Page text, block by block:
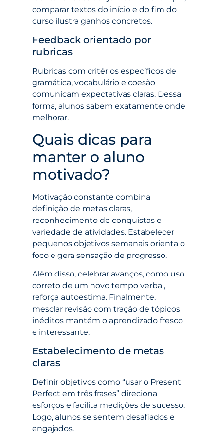
comparar textos do início e do fim do
curso ilustra ganhos concretos.
Feedback orientado por
rubricas
Rubricas com critérios específicos de
gramática, vocabulário e coesão
comunicam expectativas claras. Dessa
forma, alunos sabem exatamente onde
melhorar.
Quais dicas para
manter o aluno
motivado?
Motivação constante combina
definição de metas claras,
reconhecimento de conquistas e
variedade de atividades. Estabelecer
pequenos objetivos semanais orienta o
foco e gera sensação de progresso.
Além disso, celebrar avanços, como uso
correto de um novo tempo verbal,
reforça autoestima. Finalmente,
mesclar revisão com tração de tópicos
inéditos mantém o aprendizado fresco
e interessante.
Estabelecimento de metas
claras
Definir objetivos como “usar o Present
Perfect em três frases” direciona
esforços e facilita medições de sucesso.
Logo, alunos se sentem desafiados e
engajados.